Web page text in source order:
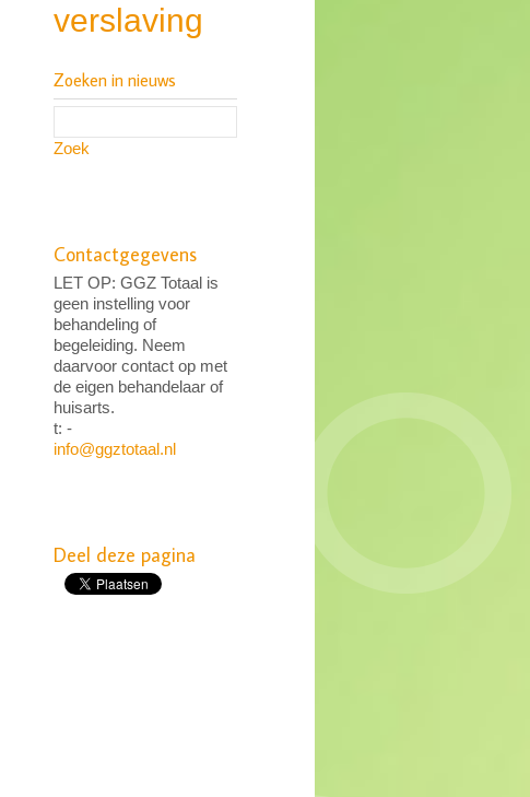
verslaving
Zoeken in nieuws
Zoek
Contactgegevens
LET OP: GGZ Totaal is
geen instelling voor
behandeling of
begeleiding. Neem
daarvoor contact op met
de eigen behandelaar of
huisarts.
t: -
info@ggztotaal.nl
Deel deze pagina